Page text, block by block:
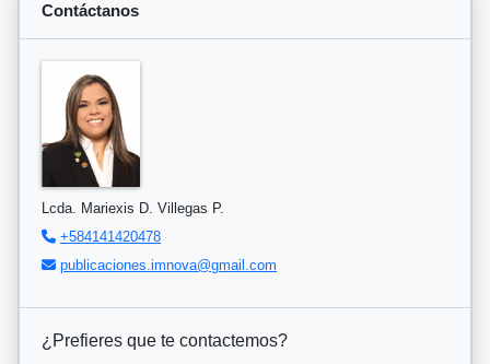
Contáctanos
Lcda. Mariexis D. Villegas P.
+584141420478
publicaciones.imnova@gmail.com
¿Prefieres que te contactemos?